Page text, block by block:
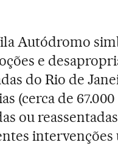
Autódromo
e
do Rio de
(cerca de
ou
intervenções